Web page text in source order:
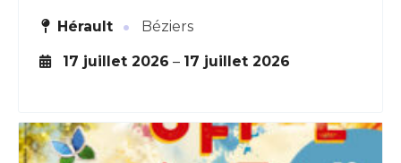
Hérault · Béziers
17 juillet 2026 – 17 juillet 2026